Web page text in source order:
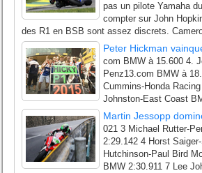
pas un pilote Yamaha
compter sur John
des R1 en BSB sont assez discrets.
Peter Hickman
com BMW à 15.600 4.
Penz13.com BMW à
Cummins-Honda
Johnston-East Coast
Martin Jessopp
021 3 Michael Rutter-
2:29.142 4 Horst
Hutchinson-Paul Bird
BMW 2:30.911 7 Lee